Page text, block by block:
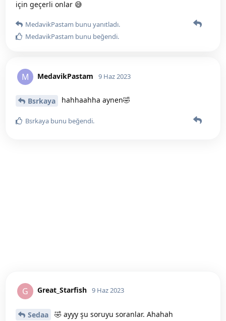
için geçerli onlar 😅
MedavikPastam bunu yanıtladı.
MedavikPastam bunu beğendi.
M MedavikPastam 9 Haz 2023
Bsrkaya hahhaahha aynen🤣
Bsrkaya bunu beğendi.
G Great_Starfish 9 Haz 2023
Sedaa
🤣 ayyy şu soruyu soranlar. Ahahah